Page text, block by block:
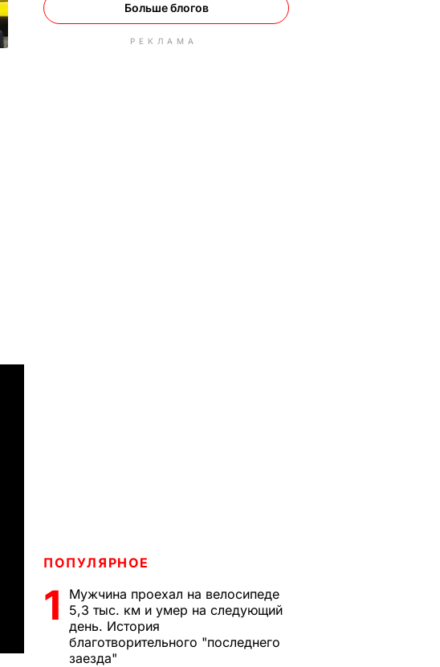
Больше блогов
РЕКЛАМА
ПОПУЛЯРНОЕ
1
Мужчина проехал на велосипеде
5,3 тыс. км и умер на следующий
день. История
благотворительного "последнего
заезда"